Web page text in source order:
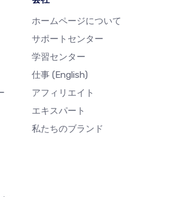
ホームページについて
サポートセンター
学習センター
仕事 (English)
アフィリエイト
エキスパート
私たちのブランド